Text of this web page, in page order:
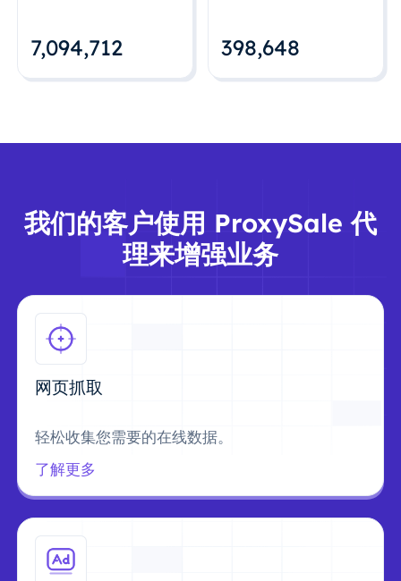
7,094,712 398,648
我们的客户使用 ProxySale 代
理来增强业务
网页抓取
轻松收集您需要的在线数据。
了解更多